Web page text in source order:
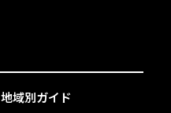
地域別ガイド